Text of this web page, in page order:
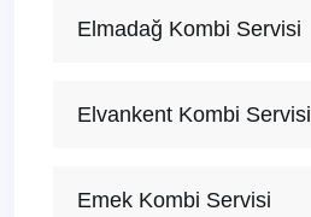
Elmadağ Kombi Servisi
Elvankent Kombi Servisi
Emek Kombi Servisi